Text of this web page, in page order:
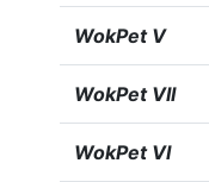
WokPet V
WokPet VII
WokPet VI